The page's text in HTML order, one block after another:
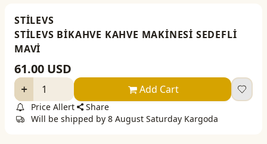
STİLEVS
STİLEVS BİKAHVE KAHVE MAKİNESİ SEDEFLİ
MAVİ
61.00 USD
Add Cart
Price Allert
Share
Will be shipped by 8 August Saturday Kargoda